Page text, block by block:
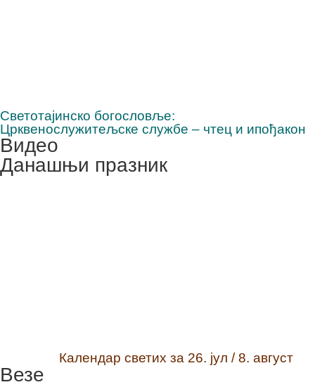
Светотајинско богословље:
Црквенослужитељске службе – чтец и ипођакон
Видео
Данашњи празник
Календар светих за 26. јул / 8. август
Везе